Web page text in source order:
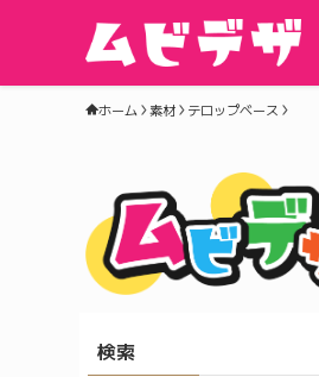
ホーム 素材 テロップベース
検索